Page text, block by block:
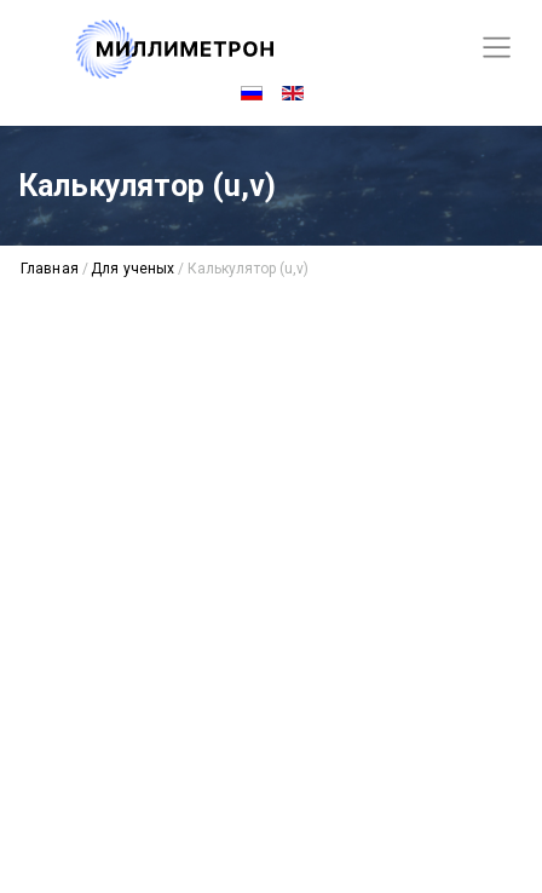
Калькулятор (u,v)
Главная /Для ученых/ Калькулятор (u,v)